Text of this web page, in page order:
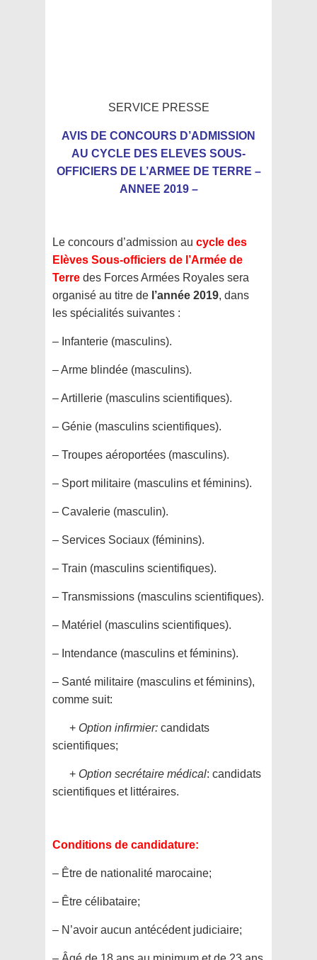
SERVICE PRESSE
AVIS DE CONCOURS D’ADMISSION
AU CYCLE DES ELEVES SOUS-
OFFICIERS DE L’ARMEE DE TERRE –
ANNEE 2019 –
Le concours d’admission au cycle des
Elèves Sous-officiers de l’Armée de
Terre des Forces Armées Royales sera
organisé au titre de l’année 2019, dans
les spécialités suivantes :
– Infanterie (masculins).
– Arme blindée (masculins).
– Artillerie (masculins scientifiques).
– Génie (masculins scientifiques).
– Troupes aéroportées (masculins).
– Sport militaire (masculins et féminins).
– Cavalerie (masculin).
– Services Sociaux (féminins).
– Train (masculins scientifiques).
– Transmissions (masculins scientifiques).
– Matériel (masculins scientifiques).
– Intendance (masculins et féminins).
– Santé militaire (masculins et féminins),
comme suit:
+ Option infirmier: candidats
scientifiques;
+ Option secrétaire médical: candidats
scientifiques et littéraires.
Conditions de candidature:
– Être de nationalité marocaine;
– Être célibataire;
– N’avoir aucun antécédent judiciaire;